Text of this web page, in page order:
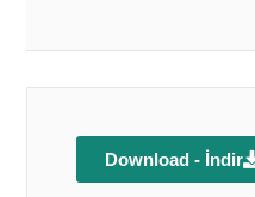
Download - İndir